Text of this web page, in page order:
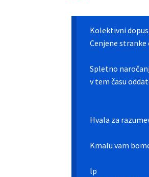
Kolektivni
Cenjene stranke
Spletno
v tem času
Hvala za
Kmalu vam
lp